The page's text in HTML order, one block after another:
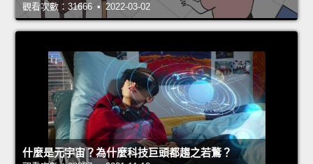
觀看次數：31666 • 2022-03-02
什麼是元宇宙？為什麼科技巨頭都趨之若鶩？